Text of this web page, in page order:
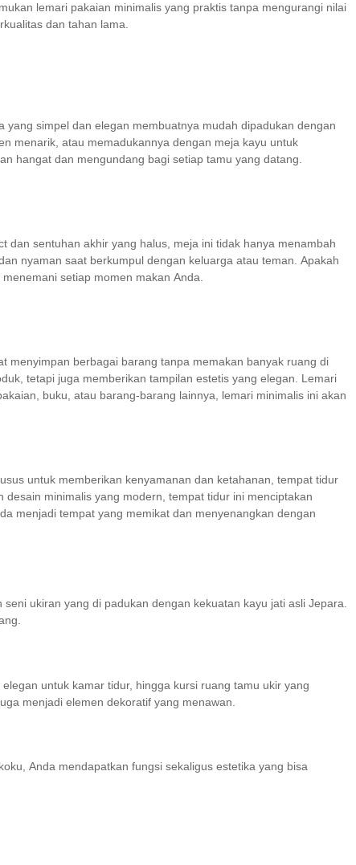
lemari pakaian minimalis yang praktis tanpa mengurangi nilai
dan tahan lama.
simpel dan elegan membuatnya mudah dipadukan dengan
menarik, atau memadukannya dengan meja kayu untuk
hangat dan mengundang bagi setiap tamu yang datang.
dan sentuhan akhir yang halus, meja ini tidak hanya menambah
nyaman saat berkumpul dengan keluarga atau teman. Apakah
setiap momen makan Anda.
menyimpan berbagai barang tanpa memakan banyak ruang di
tetapi juga memberikan tampilan estetis yang elegan. Lemari
buku, atau barang-barang lainnya, lemari minimalis ini akan
untuk memberikan kenyamanan dan ketahanan, tempat tidur
minimalis yang modern, tempat tidur ini menciptakan
menjadi tempat yang memikat dan menyenangkan dengan
ukiran yang di padukan dengan kekuatan kayu jati asli Jepara.
untuk kamar tidur, hingga kursi ruang tamu ukir yang
menjadi elemen dekoratif yang menawan.
Anda mendapatkan fungsi sekaligus estetika yang bisa